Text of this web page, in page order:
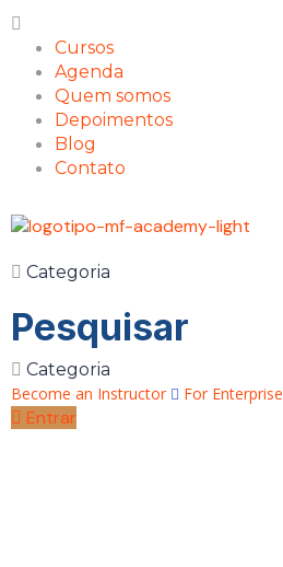
Cursos
Agenda
Quem somos
Depoimentos
Blog
Contato
Categoria
Pesquisar
Categoria
Become an Instructor
For Enterprise
Entrar